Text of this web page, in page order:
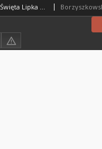
Wystawa biblioteczna : Święta Lipka 1687-1987